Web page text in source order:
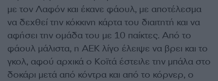
με τον Λαφόν και έκανε φάουλ, με αποτέλεσμα
να δεχθεί την κόκκινη κάρτα του διαιτητή και να
αφήσει την ομάδα του με 10 παίκτες. Από το
φάουλ μάλιστα, η ΑΕΚ λίγο έλειψε να βρει και το
γκολ, αφού αρχικά ο Κοϊτά έστειλε την μπάλα στο
δοκάρι μετά από κόντρα και από το κόρνερ, ο